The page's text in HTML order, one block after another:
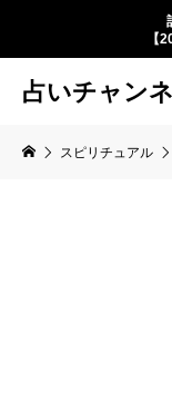
【
占いチャン
スピリチュアル